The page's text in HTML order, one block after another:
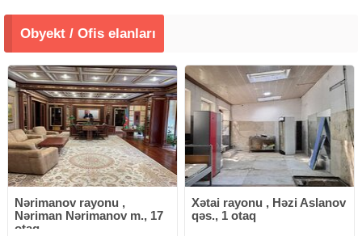
Obyekt / Ofis elanları
Nərimanov rayonu ,
Nəriman Nərimanov m., 17
otaq
Xətai rayonu , Həzi Aslanov
qəs., 1 otaq